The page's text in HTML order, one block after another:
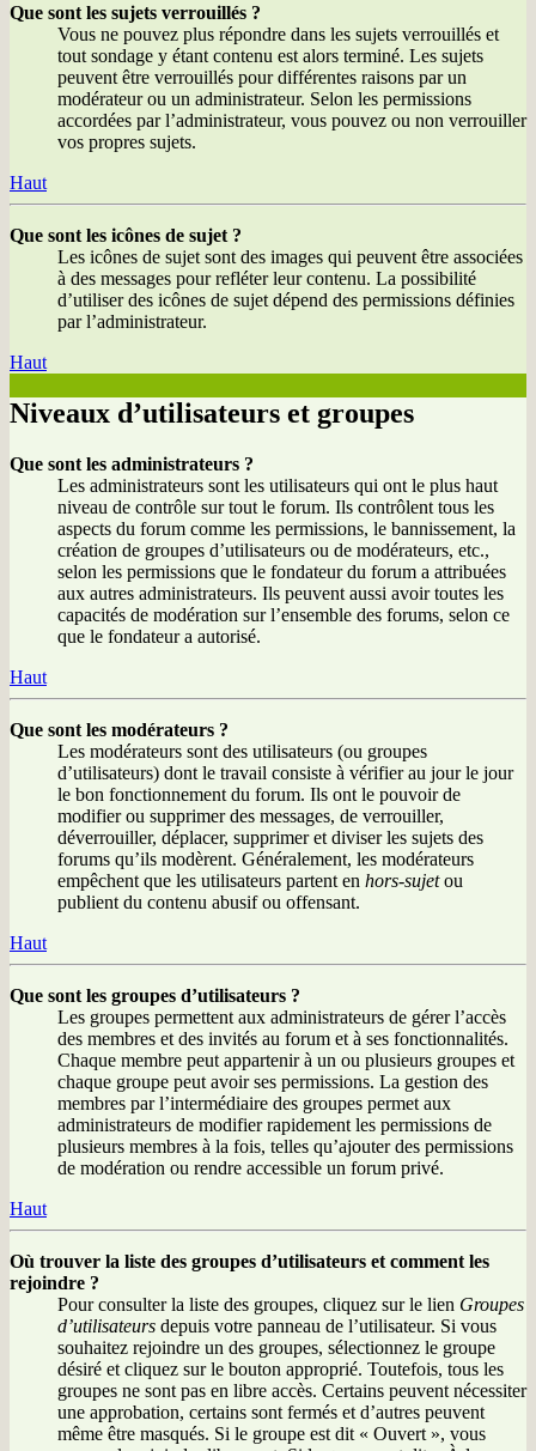
Que sont les sujets verrouillés ?
Vous ne pouvez plus répondre dans les sujets verrouillés et
tout sondage y étant contenu est alors terminé. Les sujets
peuvent être verrouillés pour différentes raisons par un
modérateur ou un administrateur. Selon les permissions
accordées par l’administrateur, vous pouvez ou non verrouiller
vos propres sujets.
Haut
Que sont les icônes de sujet ?
Les icônes de sujet sont des images qui peuvent être associées
à des messages pour refléter leur contenu. La possibilité
d’utiliser des icônes de sujet dépend des permissions définies
par l’administrateur.
Haut
Niveaux d’utilisateurs et groupes
Que sont les administrateurs ?
Les administrateurs sont les utilisateurs qui ont le plus haut
niveau de contrôle sur tout le forum. Ils contrôlent tous les
aspects du forum comme les permissions, le bannissement, la
création de groupes d’utilisateurs ou de modérateurs, etc.,
selon les permissions que le fondateur du forum a attribuées
aux autres administrateurs. Ils peuvent aussi avoir toutes les
capacités de modération sur l’ensemble des forums, selon ce
que le fondateur a autorisé.
Haut
Que sont les modérateurs ?
Les modérateurs sont des utilisateurs (ou groupes
d’utilisateurs) dont le travail consiste à vérifier au jour le jour
le bon fonctionnement du forum. Ils ont le pouvoir de
modifier ou supprimer des messages, de verrouiller,
déverrouiller, déplacer, supprimer et diviser les sujets des
forums qu’ils modèrent. Généralement, les modérateurs
empêchent que les utilisateurs partent en hors-sujetou
publient du contenu abusif ou offensant.
Haut
Que sont les groupes d’utilisateurs ?
Les groupes permettent aux administrateurs de gérer l’accès
des membres et des invités au forum et à ses fonctionnalités.
Chaque membre peut appartenir à un ou plusieurs groupes et
chaque groupe peut avoir ses permissions. La gestion des
membres par l’intermédiaire des groupes permet aux
administrateurs de modifier rapidement les permissions de
plusieurs membres à la fois, telles qu’ajouter des permissions
de modération ou rendre accessible un forum privé.
Haut
Où trouver la liste des groupes d’utilisateurs et comment les
rejoindre ?
Pour consulter la liste des groupes, cliquez sur le lien Groupes
d’utilisateurs depuis votre panneau de l’utilisateur. Si vous
souhaitez rejoindre un des groupes, sélectionnez le groupe
désiré et cliquez sur le bouton approprié. Toutefois, tous les
groupes ne sont pas en libre accès. Certains peuvent nécessiter
une approbation, certains sont fermés et d’autres peuvent
même être masqués. Si le groupe est dit « Ouvert », vous